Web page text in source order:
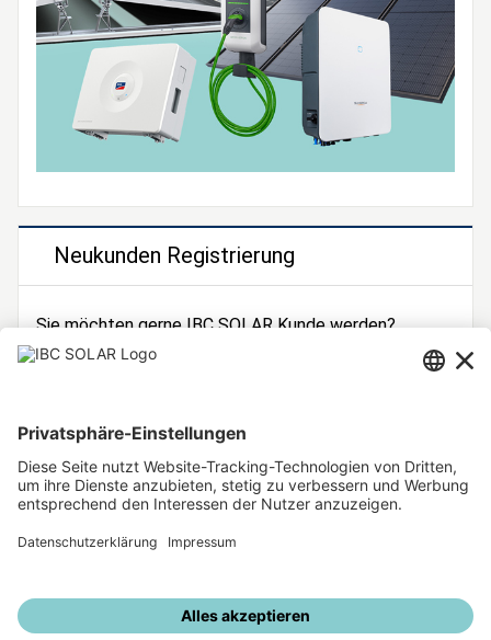
Neukunden Registrierung
Sie möchten gerne IBC SOLAR Kunde werden?
Dann registrieren Sie sich jetzt!
Unsere weiteren Angebote
IBC SOLAR Webseite